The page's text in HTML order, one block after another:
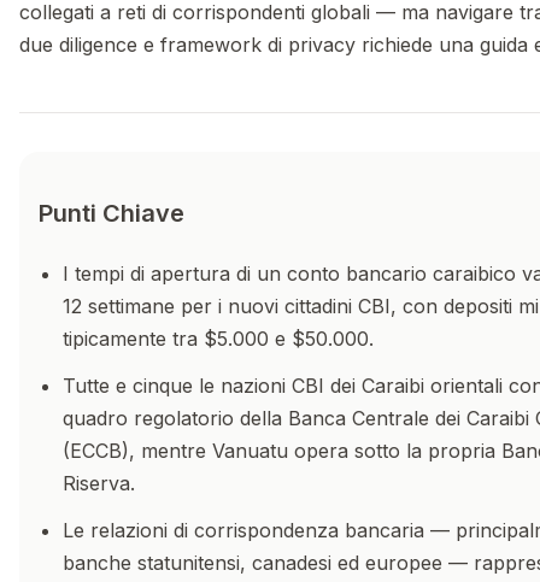
collegati a reti di corrispondenti globali — ma navigare
due diligence e framework di privacy richiede una guida
Punti Chiave
I tempi di apertura di un conto bancario caraibico
12 settimane per i nuovi cittadini CBI, con depositi
tipicamente tra $5.000 e $50.000.
Tutte e cinque le nazioni CBI dei Caraibi orientali
quadro regolatorio della Banca Centrale dei Caraibi
(ECCB), mentre Vanuatu opera sotto la propria
Riserva.
Le relazioni di corrispondenza bancaria —
banche statunitensi, canadesi ed europee —